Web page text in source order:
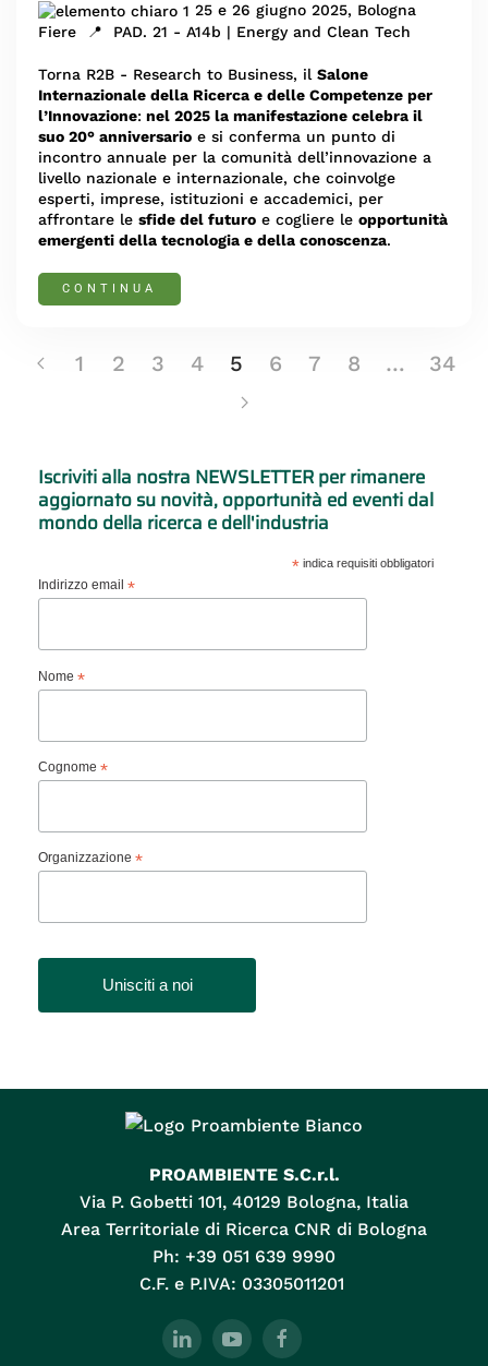
25 e 26 giugno 2025, Bologna
Fiere 📍 PAD. 21 - A14b | Energy and Clean Tech
Torna R2B - Research to Business, il Salone
Internazionale della Ricerca e delle Competenze per
l’Innovazione: nel 2025 la manifestazione celebra il
suo 20° anniversario e si conferma un punto di
incontro annuale per la comunità dell’innovazione a
livello nazionale e internazionale, che coinvolge
esperti, imprese, istituzioni e accademici, per
affrontare le sfide del futuro e cogliere le opportunità
emergenti della tecnologia e della conoscenza.
CONTINUA
1 2 3 4 5 6 7 8 … 34
Iscriviti alla nostra NEWSLETTER per rimanere
aggiornato su novità, opportunità ed eventi dal
mondo della ricerca e dell'industria
*indica requisiti obbligatori
Indirizzo email *
Nome *
Cognome *
Organizzazione *
PROAMBIENTE S.C.r.l.
Via P. Gobetti 101, 40129 Bologna, Italia
Area Territoriale di Ricerca CNR di Bologna
Ph: +39 051 639 9990
C.F. e P.IVA: 03305011201